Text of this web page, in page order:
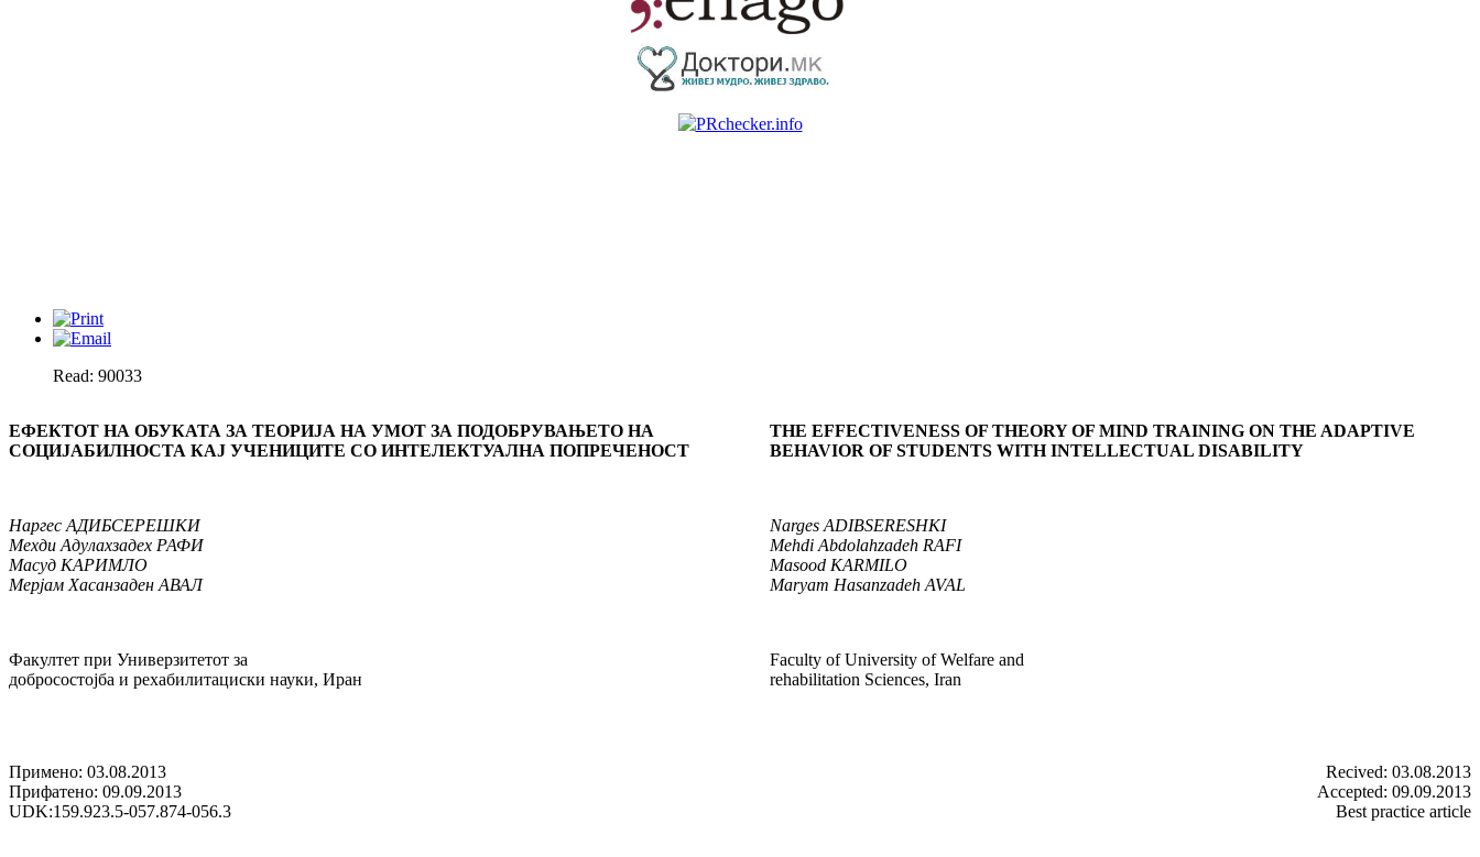
Read: 90033
ЕФЕКТОТ НА ОБУКАТА ЗА ТЕОРИЈА НА УМОТ ЗА ПОДОБРУВАЊЕТО НА
СОЦИЈАБИЛНОСТА КАЈ УЧЕНИЦИТЕ СО ИНТЕЛЕКТУАЛНА ПОПРЕЧЕНОСТ
Наргес АДИБСЕРЕШКИ
Мехди Адулахзадех РАФИ
Масуд КАРИМЛО
Мерјам Хасанзаден АВАЛ
Факултет при Универзитетот за
добросостојба и рехабилитациски науки, Иран
THE EFFECTIVENESS OF THEORY OF MIND TRAINING ON THE ADAPTIVE
BEHAVIOR OF STUDENTS WITH INTELLECTUAL DISABILITY
Narges ADIBSERESHKI
Mehdi Abdolahzadeh RAFI
Masood KARMILO
Maryam Hasanzadeh AVAL
Faculty of University of Welfare and
rehabilitation Sciences, Iran
Примено: 03.08.2013
Прифатено: 09.09.2013
UDK:159.923.5-057.874-056.3
Recived: 03.08.2013
Accepted: 09.09.2013
Best practice article